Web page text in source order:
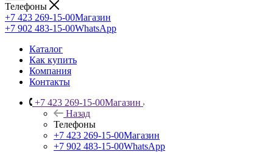
Телефоны
+7 423 269-15-00Магазин
+7 902 483-15-00WhatsApp
Каталог
Как купить
Компания
Контакты
+7 423 269-15-00Магазин
Назад
Телефоны
+7 423 269-15-00Магазин
+7 902 483-15-00WhatsApp